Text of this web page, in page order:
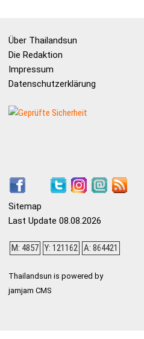
Über Thailandsun
Die Redaktion
Impressum
Datenschutzerklärung
Sitemap
Last Update 08.08.2026
M: 4857 Y: 121162 A: 864421
Thailandsun is powered by
jamjam CMS